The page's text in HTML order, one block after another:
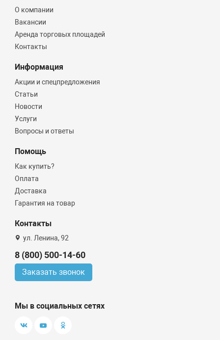
О компании
Вакансии
Аренда торговых площадей
Контакты
Информация
Акции и спецпредложения
Статьи
Новости
Услуги
Вопросы и ответы
Помощь
Как купить?
Оплата
Доставка
Гарантия на товар
Контакты
ул. Ленина, 92
8 (800) 500-14-60
Заказать звонок
Мы в социальных сетях